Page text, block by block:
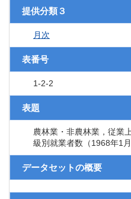
提供分類３
月次
表番号
1-2-2
表題
農林業・非農林業，従業
級別就業者数（1968年1月
データセットの概要